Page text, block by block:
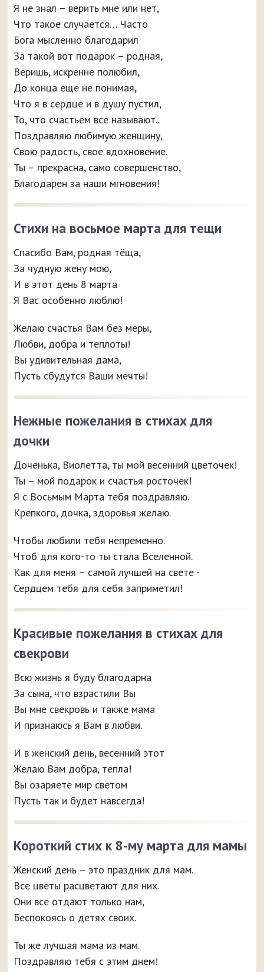
Я не знал – верить мне или нет,
Что такое случается… Часто
Бога мысленно благодарил
За такой вот подарок – родная,
Веришь, искренне полюбил,
До конца еще не понимая,
Что я в сердце и в душу пустил,
То, что счастьем все называют..
Поздравляю любимую женщину,
Свою радость, свое вдохновение.
Ты – прекрасна, само совершенство,
Благодарен за наши мгновения!
Стихи на восьмое марта для тещи
Спасибо Вам, родная тёща,
За чудную жену мою,
И в этот день 8 марта
Я Вас особенно люблю!
Желаю счастья Вам без меры,
Любви, добра и теплоты!
Вы удивительная дама,
Пусть сбудутся Ваши мечты!
Нежные пожелания в стихах для
дочки
Доченька, Виолетта, ты мой весенний цветочек!
Ты – мой подарок и счастья росточек!
Я с Восьмым Марта тебя поздравляю.
Крепкого, дочка, здоровья желаю.
Чтобы любили тебя непременно.
Чтоб для кого-то ты стала Вселенной.
Как для меня – самой лучшей на свете -
Сердцем тебя для себя заприметил!
Красивые пожелания в стихах для
свекрови
Всю жизнь я буду благодарна
За сына, что взрастили Вы
Вы мне свекровь и также мама
И признаюсь я Вам в любви.
И в женский день, весенний этот
Желаю Вам добра, тепла!
Вы озаряете мир светом
Пусть так и будет навсегда!
Короткий стих к 8-му марта для мамы
Женский день – это праздник для мам.
Все цветы расцветают для них.
Они все отдают только нам,
Беспокоясь о детях своих.
Ты же лучшая мама из мам.
Поздравляю тебя с этим днем!